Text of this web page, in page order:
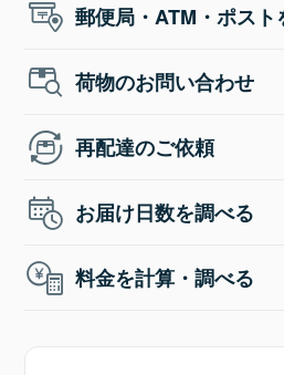
郵便局・ATM・ポスト
荷物のお問い合わせ
再配達のご依頼
お届け日数を調べる
料金を計算・調べる